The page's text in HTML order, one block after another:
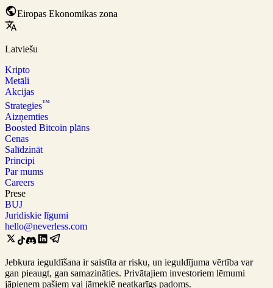
Eiropas Ekonomikas zona
Latviešu
Kripto
Metāli
Akcijas
Strategies™
Aizņemties
Boosted Bitcoin plāns
Cenas
Salīdzināt
Principi
Par mums
Careers
Prese
BUJ
Juridiskie līgumi
hello@neverless.com
Jebkura ieguldīšana ir saistīta ar risku, un ieguldījuma vērtība var
gan pieaugt, gan samazināties. Privātajiem investoriem lēmumi
jāpieņem pašiem vai jāmeklē neatkarīgs padoms.